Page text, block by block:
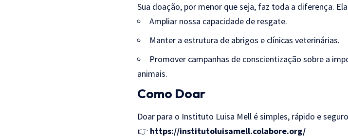
Sua doação, por menor que seja, faz toda a diferença.
Ampliar nossa capacidade de resgate.
Manter a estrutura de abrigos e clínicas veterinárias.
Promover campanhas de conscientização sobre a
animais.
Como Doar
Doar para o Instituto Luisa Mell é simples, rápido e
👉 https://institutoluisamell.colabore.org/